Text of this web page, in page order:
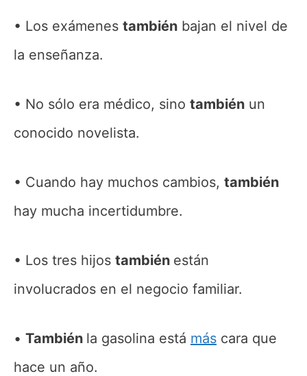
Los exámenes también bajan el nivel de
la enseñanza.
No sólo era médico, sino también un
conocido novelista.
Cuando hay muchos cambios, también
hay mucha incertidumbre.
Los tres hijos también están
involucrados en el negocio familiar.
También la gasolina está más cara que
hace un año.